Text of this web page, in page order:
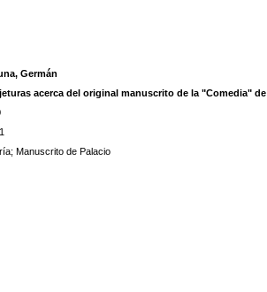
Germán
acerca del original manuscrito de la "Comedia"
; Manuscrito de Palacio